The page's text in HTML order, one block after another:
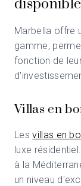
Marbella offre
gamme,
fonction de
Villas en
Lesvillas en
luxe
à la
un niveau